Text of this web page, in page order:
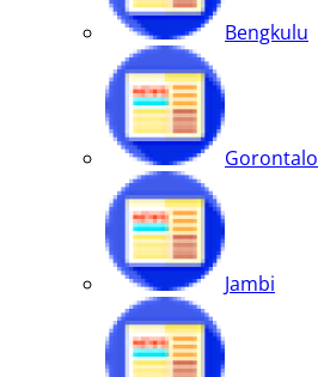
Bengkulu
Gorontalo
Jambi